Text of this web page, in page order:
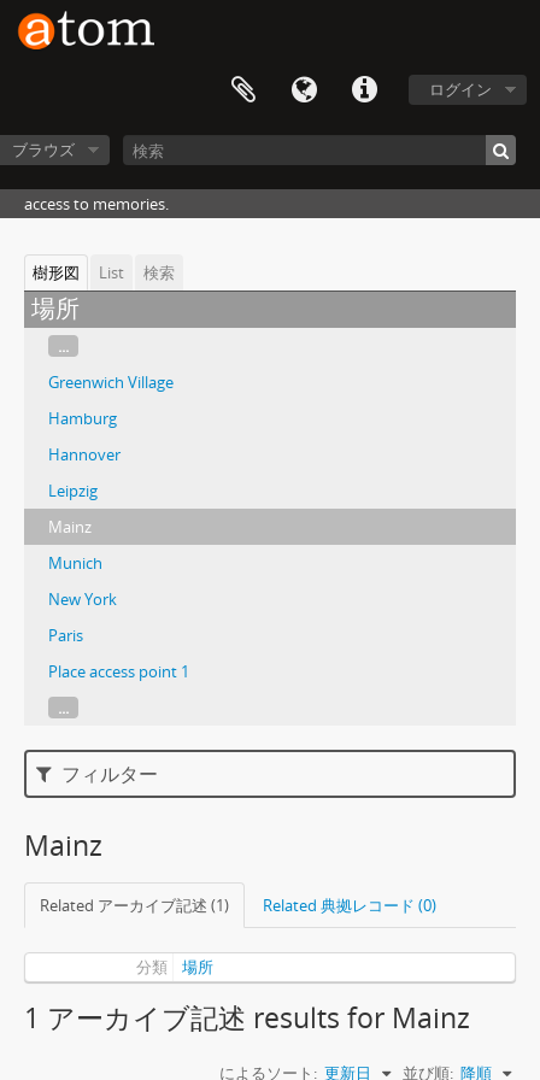
ログイン
ブラウズ
access to memories.
樹形図 List 検索
場所
...
Greenwich Village
Hamburg
Hannover
Leipzig
Mainz
Munich
New York
Paris
Place access point 1
...
フィルター
Mainz
Related アーカイブ記述 (1) Related 典拠レコード (0)
分類 場所
1 アーカイブ記述 results for Mainz
によるソート: 更新日 並び順: 降順